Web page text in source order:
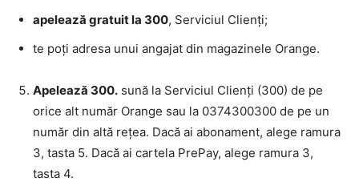
apelează gratuit la 300, Serviciul Clienți;
te poți adresa unui angajat din magazinele Orange.
Apelează 300. sună la Serviciul Clienți (300) de pe
orice alt număr Orange sau la 0374300300 de pe un
număr din altă rețea. Dacă ai abonament, alege ramura
3, tasta 5. Dacă ai cartela PrePay, alege ramura 3,
tasta 4.